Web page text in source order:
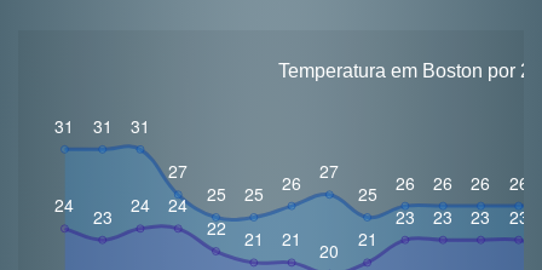
Temperatura em Boston por